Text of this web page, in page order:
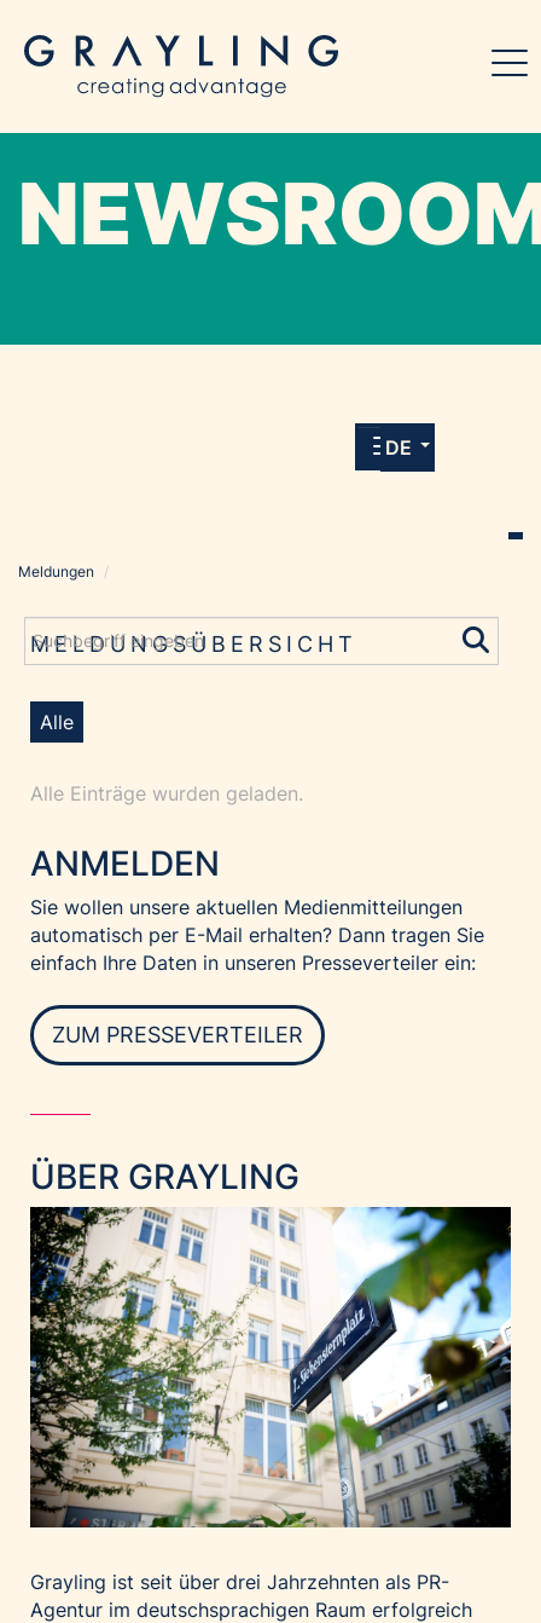
allen Meldungen und Downloads unserer
DE
Grayling Agentur
Alawyer
Amadeus Austrian Music Awards
Bolt
Costa Kreuzfahrten
Coveris
Emirates
Expo 2025 Osaka
Financial Times
GE HealthCare
IT:U
JYSK
Kroatische Zentrale für Tourismus
List Holding Gruppe
Marble House
Mediaplus
Microsoft
Mondelēz Österreich
Muse Electronics
öbv – Österreichischer Bundesverlag
Ökopharm
Meldungen /
MELDUNGSÜBERSICHT
Alle
Alle Einträge wurden geladen.
ANMELDEN
Sie wollen unsere aktuellen Medienmitteilungen
automatisch per E-Mail erhalten? Dann tragen Sie
einfach Ihre Daten in unseren Presseverteiler ein:
ZUM PRESSEVERTEILER
ÜBER GRAYLING
Grayling ist seit über drei Jahrzehnten als PR-
Agentur im deutschsprachigen Raum erfolgreich